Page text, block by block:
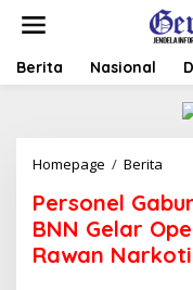
t
Berita Nasional
Homepage / Berita
r
s
o
n
Personel
BNN Gelar
Rawan